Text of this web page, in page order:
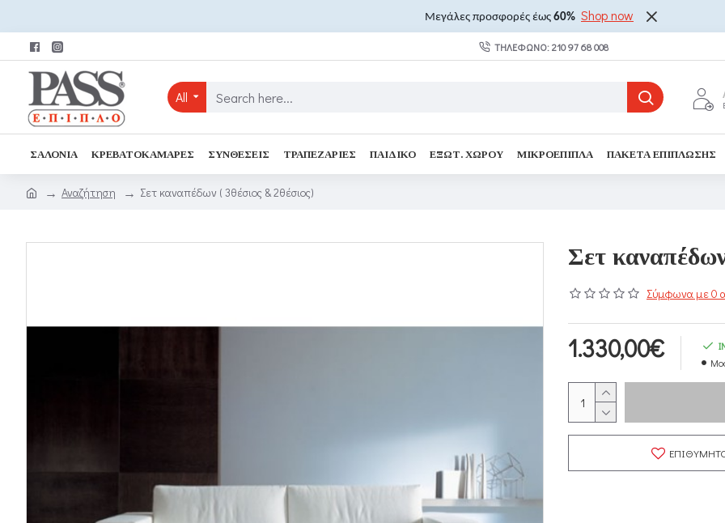
Μεγάλες προσφορές έως 60% Shop now
ΤΗΛΈΦΩΝΟ: 210 97 68 008
All
ΣΑΛΌΝΙΑ ΚΡΕΒΑΤΟΚΆΜΑΡΕΣ ΣΥΝΘΈΣΕΙΣ ΤΡΑΠΕΖΑΡΊΕΣ ΠΑΙΔΙΚΌ ΕΞΩΤ. ΧΏΡΟΥ ΜΙΚΡΟΈΠΙΠΛΑ ΠΑΚΈΤΑ ΕΠΊΠΛΩΣΗΣ
Αναζήτηση Σετ καναπέδων ( 3θέσιος & 2θέσιος)
Σετ
Σύμφωνα με 0
1.330,00€